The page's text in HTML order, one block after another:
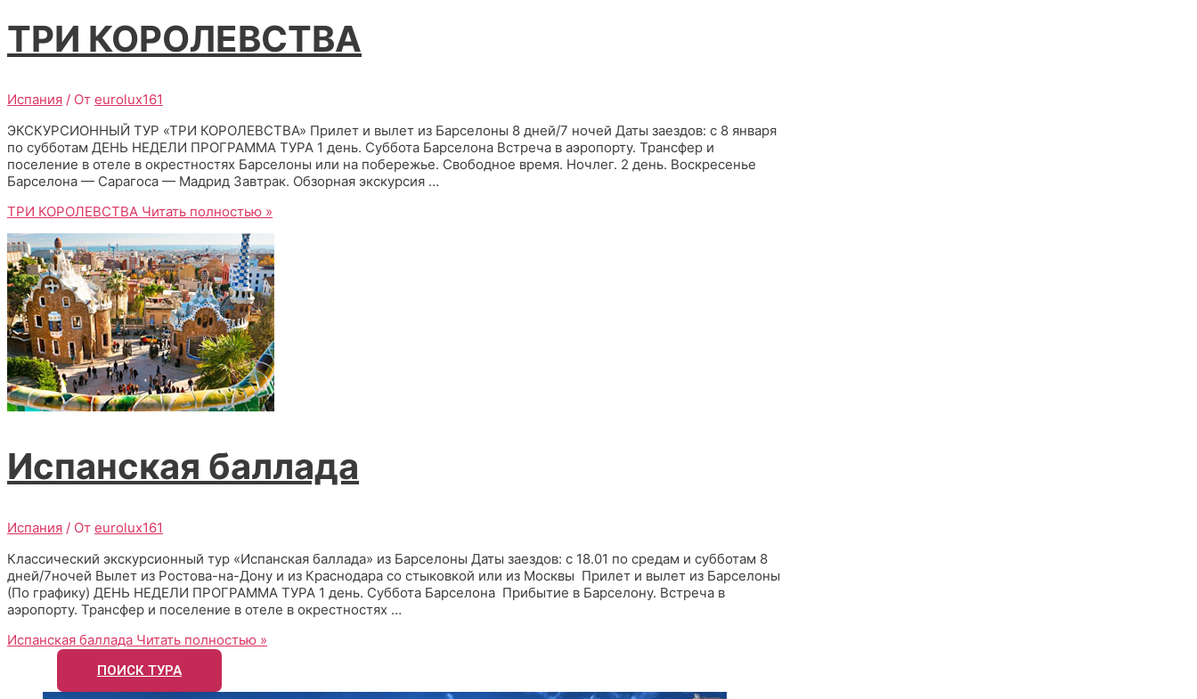
ТРИ КОРОЛЕВСТВА
Испания / От eurolux161
ЭКСКУРСИОННЫЙ ТУР «ТРИ КОРОЛЕВСТВА» Прилет и вылет из Барселоны 8 дней/7 ночей Даты заездов: с 8 января
по субботам ДЕНЬ НЕДЕЛИ ПРОГРАММА ТУРА 1 день. Суббота Барселона Встреча в аэропорту. Трансфер и
поселение в отеле в окрестностях Барселоны или на побережье. Свободное время. Ночлег. 2 день. Воскресенье
Барселона — Сарагоса — Мадрид Завтрак. Обзорная экскурсия …
ТРИ КОРОЛЕВСТВА Читать полностью »
Испанская баллада
Испания / От eurolux161
Классический экскурсионный тур «Испанская баллада» из Барселоны Даты заездов: с 18.01 по средам и субботам 8
дней/7ночей Вылет из Ростова-на-Дону и из Краснодара со стыковкой или из Москвы Прилет и вылет из Барселоны
(По графику) ДЕНЬ НЕДЕЛИ ПРОГРАММА ТУРА 1 день. Суббота Барселона Прибытие в Барселону. Встреча в
аэропорту. Трансфер и поселение в отеле в окрестностях …
Испанская баллада Читать полностью »
ПОИСК ТУРА